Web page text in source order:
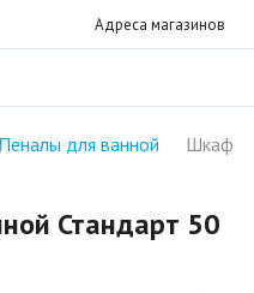
Адреса магазинов
Пеналы для ванной
Стандарт 50